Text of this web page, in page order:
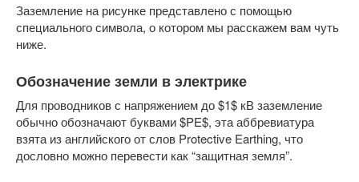
Заземление на рисунке представлено с помощью
специального символа, о котором мы расскажем вам чуть
ниже.
Обозначение земли в электрике
Для проводников с напряжением до $1$ кВ заземление
обычно обозначают буквами $PE$, эта аббревиатура
взята из английского от слов Protective Earthing, что
дословно можно перевести как “защитная земля”.